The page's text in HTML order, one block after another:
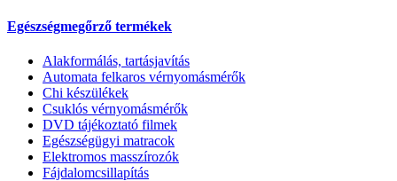
Egészségmegőrző termékek
Alakformálás, tartásjavítás
Automata felkaros vérnyomásmérők
Chi készülékek
Csuklós vérnyomásmérők
DVD tájékoztató filmek
Egészségügyi matracok
Elektromos masszírozók
Fájdalomcsillapítás